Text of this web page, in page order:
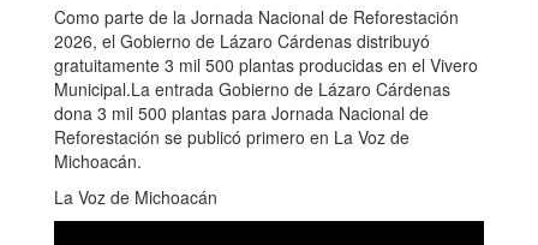
Como parte de la Jornada Nacional de Reforestación
2026, el Gobierno de Lázaro Cárdenas distribuyó
gratuitamente 3 mil 500 plantas producidas en el Vivero
Municipal.La entrada Gobierno de Lázaro Cárdenas
dona 3 mil 500 plantas para Jornada Nacional de
Reforestación se publicó primero en La Voz de
Michoacán.
La Voz de Michoacán